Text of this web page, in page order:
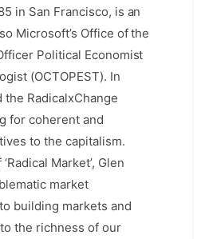
in San Francisco, is an
Microsoft’s Office of the
Political Economist
(OCTOPEST). In
the RadicalxChange
for coherent and
to the capitalism.
Market’, Glen
market
building markets and
the richness of our